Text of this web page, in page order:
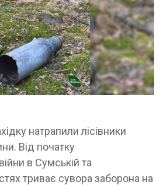
натрапили лісівники
Від початку
в Сумській та
триває сувора заборона на